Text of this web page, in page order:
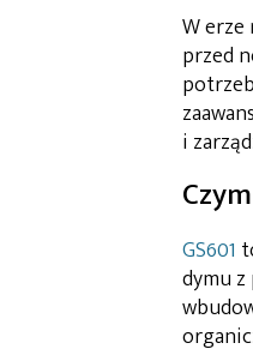
W
przed
i
GS601
dymu